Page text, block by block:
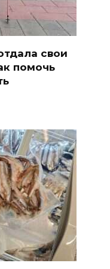
свои
помочь